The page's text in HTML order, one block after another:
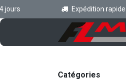
Se rendre au contenuExpédition rapide
Catégories